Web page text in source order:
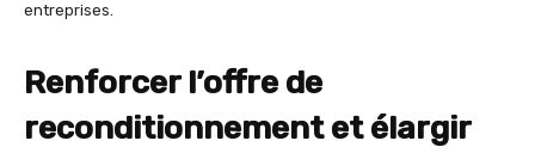
entreprises.
Renforcer l’offre de
reconditionnement et élargir